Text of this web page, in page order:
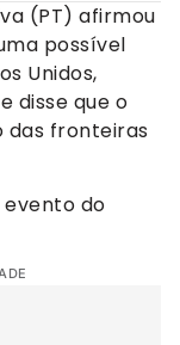
(PT) afirmou
possível
Unidos,
disse que o
das fronteiras
do